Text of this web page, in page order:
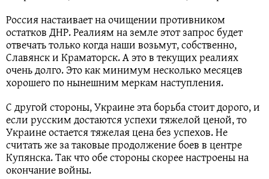
Россия настаивает на очищении противником
остатков ДНР. Реалиям на земле этот запрос будет
отвечать только когда наши возьмут, собственно,
Славянск и Краматорск. А это в текущих реалиях
очень долго. Это как минимум несколько месяцев
хорошего по нынешним меркам наступления.
С другой стороны, Украине эта борьба стоит дорого, и
если русским достаются успехи тяжелой ценой, то
Украине остается тяжелая цена без успехов. Не
считать же за таковые продолжение боев в центре
Купянска. Так что обе стороны скорее настроены на
окончание войны.